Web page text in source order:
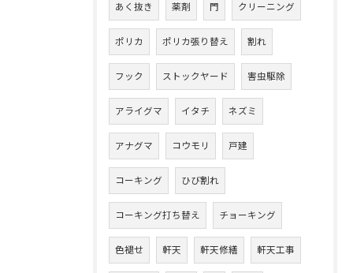
あく抜き 薬剤 門 クリーニング
ポリカ ポリカ張り替え 割れ
フック ストックヤード 害虫駆除
アライグマ イタチ ネズミ
アナグマ コウモリ 戸建
コーキング ひび割れ
コーキング打ち替え チョーキング
色褪せ 軒天 軒天修繕 軒天工事